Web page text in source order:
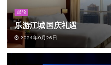
邮轮
乐游江城 国庆礼遇
2024年9月26日